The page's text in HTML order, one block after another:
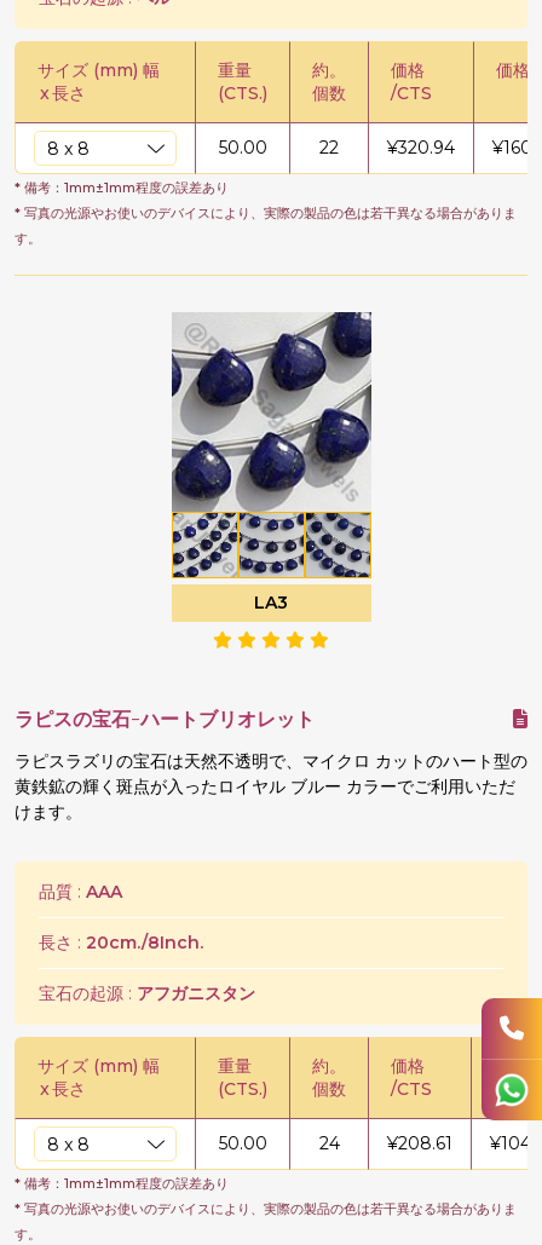
サイズ (mm) 幅
x長さ
重量
(CTS.)
約。
個数
価格
/CTS
価格
50.00 22 ¥320.94 ¥
* 備考：1mm±1mm程度の誤差あり
* 写真の光源やお使いのデバイスにより、実際の製品の色は若干異なる場合がありま
す。
LA3
ラピスの宝石-ハートブリオレット
ラピスラズリの宝石は天然不透明で、マイクロ カットのハート型の
黄鉄鉱の輝く斑点が入ったロイヤル ブルー カラーでご利用いただ
けます。
品質 : AAA
長さ : 20cm./8Inch.
宝石の起源 : アフガニスタン
サイズ (mm) 幅
x長さ
重量
(CTS.)
約。
個数
価格
/CTS
価格 /
50.00 24 ¥208.61 ¥
* 備考：1mm±1mm程度の誤差あり
* 写真の光源やお使いのデバイスにより、実際の製品の色は若干異なる場合がありま
す。